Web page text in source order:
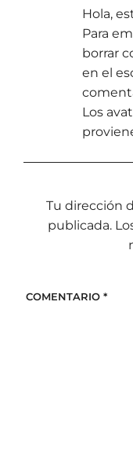
Hola,
Para
borrar
en el
Los
Tu dirección
publicada.
COMENTARIO *